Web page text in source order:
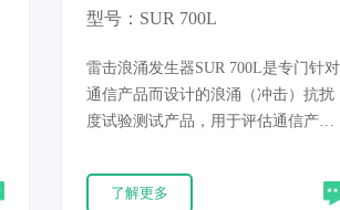
器SUR 700L
型号：SUR 700L
雷击浪涌发生器SUR 700L是专门针对
通信产品而设计的浪涌（冲击）抗扰
度试验测试产品，用于评估通信产品
端口上高能量骚扰时的性能。产品满
足IEC 61000-4-5和GB/T 17626.5等新
了解更多